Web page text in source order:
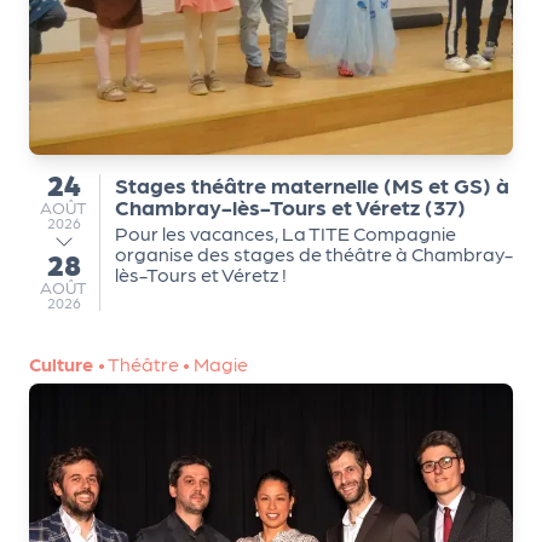
du
24
AOÛT
AOÛT
2026
au
28
AOÛT
AOÛT
2026
Stages théâtre maternelle (MS et GS) à
Chambray-lès-Tours et Véretz (37)
Pour les vacances, La TITE Compagnie
organise des stages de théâtre à Chambray-
lès-Tours et Véretz !
Culture •Théâtre • Magie
r
P
r
o
p
o
u
n
è
e